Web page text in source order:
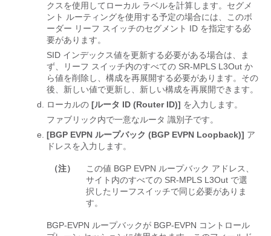
クスを使用してローカル ラベルを計算します。セグメ
ント ルーティングを使用する予定の場合には、このボ
ーダー リーフ スイッチのセグメント ID を指定する必
要があります。
SID インデックス値を更新する必要がある場合は、ま
ず、リーフ スイッチ内のすべての SR-MPLS L3Out か
ら値を削除し、構成を再展開する必要があります。その
後、新しい値で更新し、新しい構成を再展開できます。
ローカルの [ルータ ID (Router ID)] を入力します。
ファブリック内で一意なルータ 識別子です。
[BGP EVPN ループバック (BGP EVPN Loopback)] ア
ドレスを入力します。
（注）
この値 BGP EVPN ループバック アドレス、
サイト内のすべての SR-MPLS L3Out で選
択したリーフスイッチで同じ必要がありま
す。
BGP-EVPN ループバックが BGP-EVPN コントロール